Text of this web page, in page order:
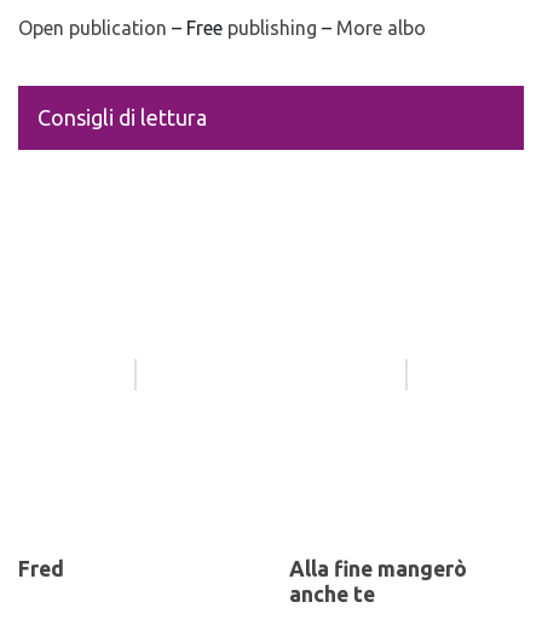
Open publication – Free publishing – More albo
Consigli di lettura
Fred
Alla fine mangerò
anche te